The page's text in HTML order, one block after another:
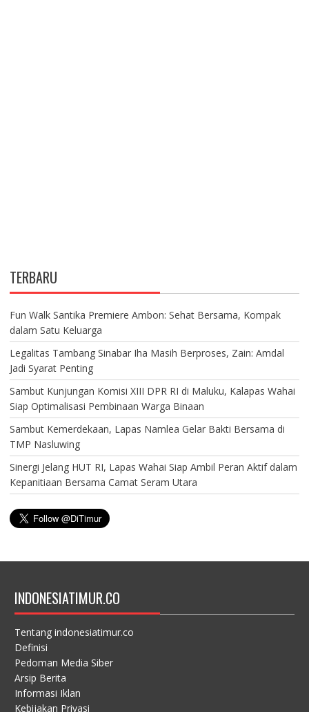
TERBARU
Fun Walk Santika Premiere Ambon: Sehat Bersama, Kompak
dalam Satu Keluarga
Legalitas Tambang Sinabar Iha Masih Berproses, Zain: Amdal
Jadi Syarat Penting
Sambut Kunjungan Komisi XIII DPR RI di Maluku, Kalapas Wahai
Siap Optimalisasi Pembinaan Warga Binaan
Sambut Kemerdekaan, Lapas Namlea Gelar Bakti Bersama di
TMP Nasluwing
Sinergi Jelang HUT RI, Lapas Wahai Siap Ambil Peran Aktif dalam
Kepanitiaan Bersama Camat Seram Utara
INDONESIATIMUR.CO
Tentang indonesiatimur.co
Definisi
Pedoman Media Siber
Arsip Berita
Informasi Iklan
Kebijakan Privasi